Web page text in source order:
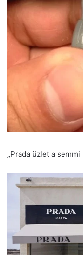
„Prada üzlet a semmi